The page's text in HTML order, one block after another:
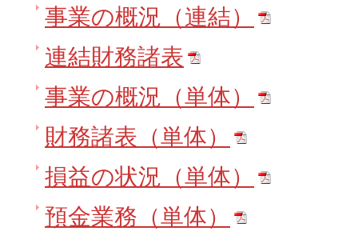
事業の概況（連結）
連結財務諸表
事業の概況（単体）
財務諸表（単体）
損益の状況（単体）
預金業務（単体）